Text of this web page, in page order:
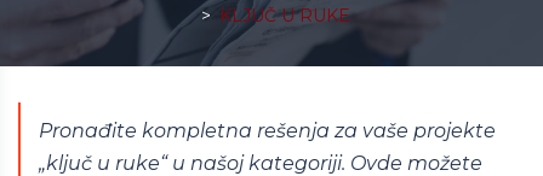
KLJUČ U RUKE
Pronađite kompletna rešenja za vaše projekte
„ključ u ruke“ u našoj kategoriji. Ovde možete